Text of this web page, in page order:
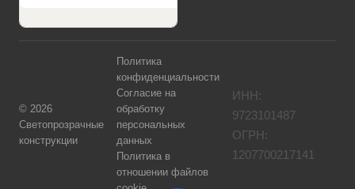
© 2026
Светопрозрачные
конструкции
Политика
конфиденциальности
Согласие на
обработку
персональных
данных
Политика в
отношении файлов
ИНН:
9723101487
ОГРН:
1207700217141